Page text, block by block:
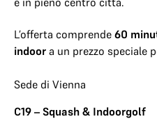
L’offerta comprende 60
indoor a un prezzo speciale
Sede di Vienna
C19 – Squash & Indoorgolf